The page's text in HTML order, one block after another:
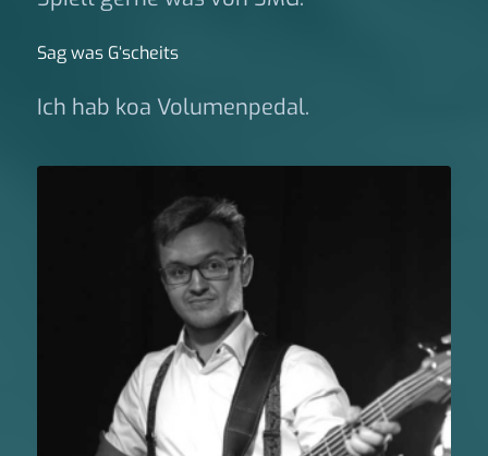
Sag was G‘scheits
Ich hab koa Volumenpedal.